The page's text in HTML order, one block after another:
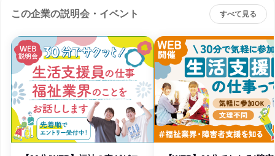
この企業の説明会・イベント すべて見る